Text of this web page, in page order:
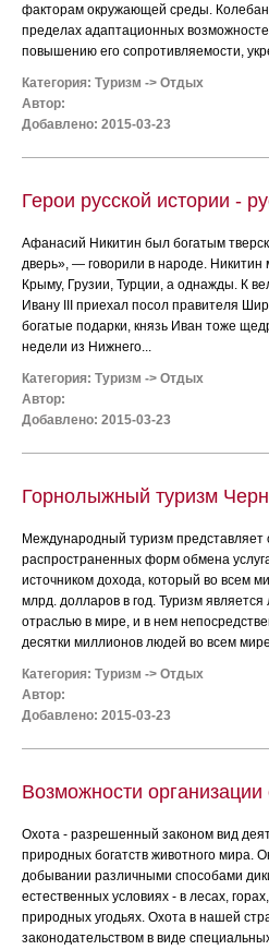
факторам окружающей среды.
пределах адаптационных
повышению его сопротивляемости,
Категория: Туризм -> Отдых
Автор:
Добавлено: 2015-03-23
Герои русской истории -
Афанасий Никитин был богатым
дверь», — говорили в народе. Никитин
Крыму, Грузии, Турции, а однажды. К
Ивану III приехал посол правителя
богатые подарки, князь Иван тоже
недели из Нижнего...
Категория: Туризм -> Отдых
Автор:
Добавлено: 2015-03-23
Горнолыжный туризм
Международный туризм представляет
распространенных форм обмена
источником дохода, который во всем
млрд. долларов в год. Туризм
отраслью в мире, и в нем
десятки миллионов людей во всем
Категория: Туризм -> Отдых
Автор:
Добавлено: 2015-03-23
Возможности организации
Охота - разрешенный законом вид
природных богатств животного мира.
добывании различными способами
естественных условиях - в лесах,
природных угодьях. Охота в нашей
законодательством в виде